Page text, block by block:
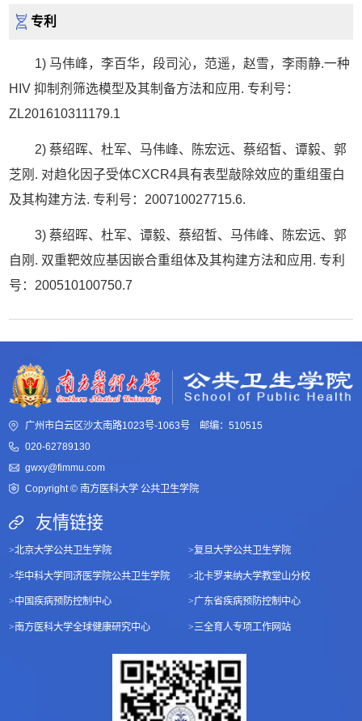
专利
1) 马伟峰，李百华，段司沁，范遥，赵雪，李雨静.一种
HIV 抑制剂筛选模型及其制备方法和应用. 专利号：
ZL201610311179.1
2) 蔡绍晖、杜军、马伟峰、陈宏远、蔡绍皙、谭毅、郭
芝刚. 对趋化因子受体CXCR4具有表型敲除效应的重组蛋白
及其构建方法. 专利号：200710027715.6.
3) 蔡绍晖、杜军、谭毅、蔡绍皙、马伟峰、陈宏远、郭
自刚. 双重靶效应基因嵌合重组体及其构建方法和应用. 专利
号：200510100750.7
广州市白云区沙太南路1023号-1063号 邮编：510515
020-62789130
gwxy@fimmu.com
Copyright © 南方医科大学 公共卫生学院
友情链接
>北京大学公共卫生学院 >复旦大学公共卫生学院
>华中科大学同济医学院公共卫生学院 >北卡罗来纳大学教堂山分校
>中国疾病预防控制中心 >广东省疾病预防控制中心
>南方医科大学全球健康研究中心 >三全育人专项工作网站